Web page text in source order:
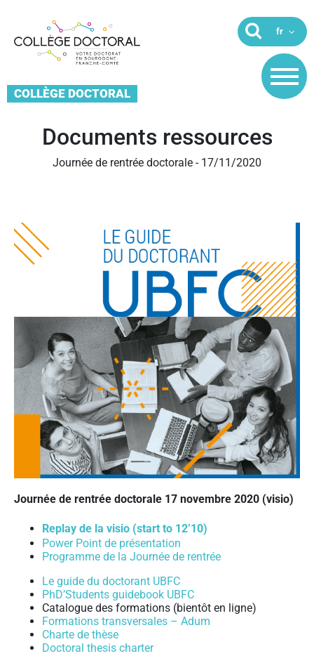
COLLÈGE DOCTORAL
Documents ressources
Journée de rentrée doctorale - 17/11/2020
Journée de rentrée doctorale 17 novembre 2020 (visio)
Replay de la visio (start to 12’10)
Power Point de présentation
Programme de la Journée de rentrée
Le guide du doctorant UBFC
PhD’Students guidebook UBFC
Catalogue des formations (bientôt en ligne)
Formations transversales – Adum
Charte de thèse
Doctoral thesis charter